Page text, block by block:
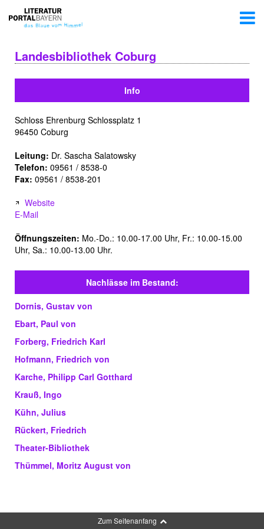
Landesbibliothek Coburg
Info
Schloss Ehrenburg Schlossplatz 1
96450 Coburg
Leitung: Dr. Sascha Salatowsky
Telefon: 09561 / 8538-0
Fax: 09561 / 8538-201
Website
E-Mail
Öffnungszeiten: Mo.-Do.: 10.00-17.00 Uhr, Fr.: 10.00-15.00
Uhr, Sa.: 10.00-13.00 Uhr.
Nachlässe im Bestand:
Dornis, Gustav von
Ebart, Paul von
Forberg, Friedrich Karl
Hofmann, Friedrich von
Karche, Philipp Carl Gotthard
Krauß, Ingo
Kühn, Julius
Rückert, Friedrich
Theater-Bibliothek
Thümmel, Moritz August von
Zum Seitenanfang